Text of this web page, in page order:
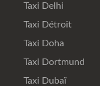
Taxi Delhi
Taxi Détroit
Taxi Doha
Taxi Dortmund
Taxi Dubaï